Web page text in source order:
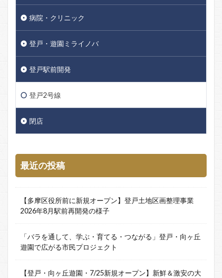
病院・クリニック
登戸・遊園ミライノバ
登戸駅前開発
登戸2号線
閉店
最近の投稿
【多摩区役所前に新規オープン】登戸土地区画整理事業
2026年8月駅前再開発の様子
「バラを通して、学ぶ・育てる・つながる」登戸・向ヶ丘
遊園で広がる市民プロジェクト
【登戸・向ヶ丘遊園・7/25新規オープン】新鮮＆激安の大